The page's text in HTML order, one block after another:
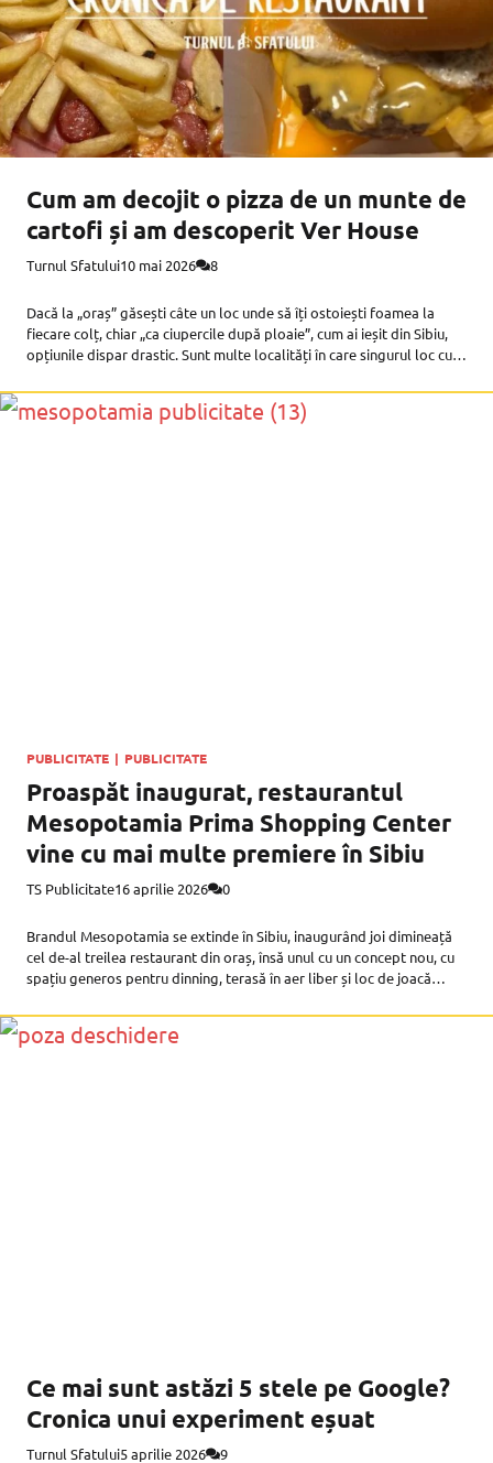
Cum am decojit o pizza de un munte de
cartofi și am descoperit Ver House
Turnul Sfatului10 mai 2026 8
Dacă la „oraș” găsești câte un loc unde să îți ostoiești foamea la
fiecare colț, chiar „ca ciupercile după ploaie”, cum ai ieșit din Sibiu,
opțiunile dispar drastic. Sunt multe localități în care singurul loc cu
PUBLICITATE | PUBLICITATE
Proaspăt inaugurat, restaurantul
Mesopotamia Prima Shopping Center
vine cu mai multe premiere în Sibiu
TS Publicitate16 aprilie 2026 0
Brandul Mesopotamia se extinde în Sibiu, inaugurând joi dimineață
cel de-al treilea restaurant din oraș, însă unul cu un concept nou, cu
spațiu generos pentru dinning, terasă în aer liber și loc de joacă
Ce mai sunt astăzi 5 stele pe Google?
Cronica unui experiment eșuat
Turnul Sfatului5 aprilie 2026 9